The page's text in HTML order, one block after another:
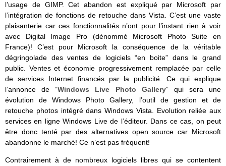
l’usage de GIMP. Cet abandon est expliqué par Microsoft par
l’intégration de fonctions de retouche dans Vista. C’est une vaste
plaisanterie car ces fonctionnalités n’ont pour l’instant rien à voir
avec Digital Image Pro (dénommé Microsoft Photo Suite en
France)! C’est pour Microsoft la conséquence de la véritable
dégringolade des ventes de logiciels “en boite” dans le grand
public. Ventes et économie progressivement remplacée par celle
de services Internet financés par la publicité. Ce qui explique
l’annonce de “Windows Live Photo Gallery” qui sera une
évolution de Windows Photo Gallery, l’outil de gestion et de
retouche photos intégré dans Windows Vista. Evolution reliée aux
services en ligne Windows Live de l’éditeur. Dans ce cas, on peut
être donc tenté par des alternatives open source car Microsoft
abandonne le marché! Ce n’est pas fréquent!
Contrairement à de nombreux logiciels libres qui se contentent